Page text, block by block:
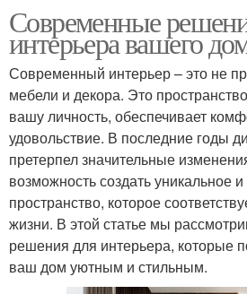
Современные
интерьера вашего
Современный интерьер – это не
мебели и декора. Это
вашу личность, обеспечивает
удовольствие. В последние годы
претерпел значительные
возможность создать уникальное
пространство, которое
жизни. В этой статье мы
решения для интерьера, которые
ваш дом уютным и стильным.